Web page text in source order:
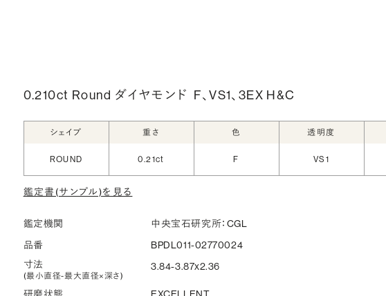
0.210ct Round ダイヤモンド F、VS1、3EX H&C
シェイプ 重さ 色 透明度
ROUND 0.21ct F VS1
鑑定書(サンプル)を見る
鑑定機関
中央宝石研究所：CGL
品番
BPDL011-02770024
寸法
(最小直径-最大直径×深さ)
3.84-3.87x2.36
研磨状態
EXCELLENT